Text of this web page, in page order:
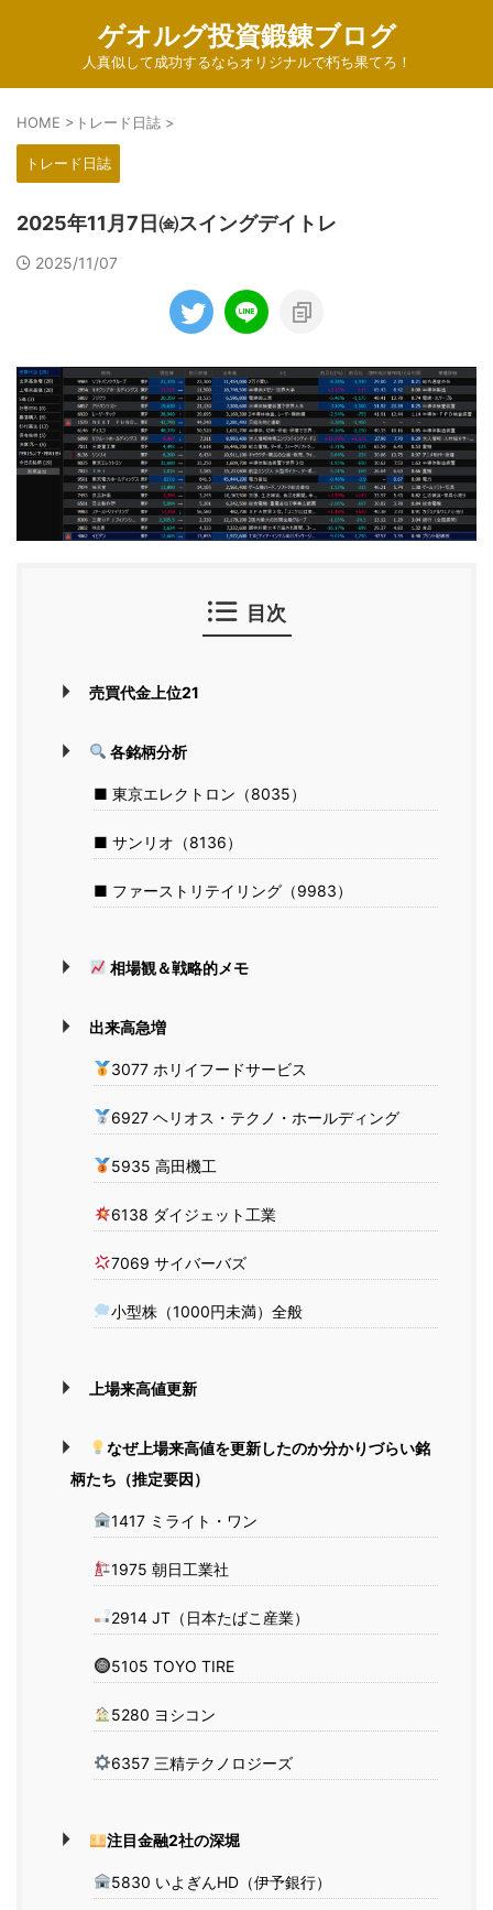
ゲオルグ投資鍛錬ブログ
人真似して成功するならオリジナルで朽ち果てろ！
HOME > トレード日誌 >
トレード日誌
2025年11月7日㈮スイングデイトレ
2025/11/07
目次
売買代金上位21
各銘柄分析
■ 東京エレクトロン（8035）
■ サンリオ（8136）
■ ファーストリテイリング（9983）
相場観＆戦略的メモ
出来高急増
3077 ホリイフードサービス
6927 ヘリオス・テクノ・ホールディング
5935 高田機工
6138 ダイジェット工業
7069 サイバーバズ
小型株（1000円未満）全般
上場来高値更新
なぜ上場来高値を更新したのか分かりづらい銘
柄たち（推定要因）
1417 ミライト・ワン
1975 朝日工業社
2914 JT（日本たばこ産業）
5105 TOYO TIRE
5280 ヨシコン
6357 三精テクノロジーズ
注目金融2社の深堀
5830 いよぎんHD（伊予銀行）